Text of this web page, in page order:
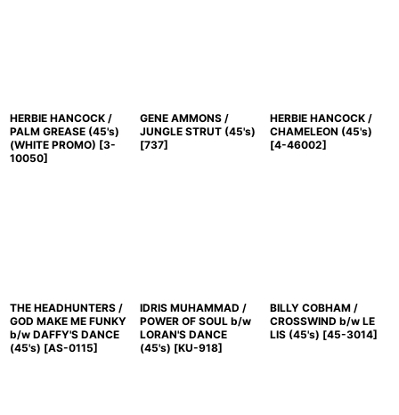
HERBIE HANCOCK /
PALM GREASE (45's)
(WHITE PROMO) [3-
10050]
GENE AMMONS /
JUNGLE STRUT (45's)
[737]
HERBIE HANCOCK /
CHAMELEON (45's)
[4-46002]
THE HEADHUNTERS /
GOD MAKE ME FUNKY
b/w DAFFY'S DANCE
(45's) [AS-0115]
IDRIS MUHAMMAD /
POWER OF SOUL b/w
LORAN'S DANCE
(45's) [KU-918]
BILLY COBHAM /
CROSSWIND b/w LE
LIS (45's) [45-3014]